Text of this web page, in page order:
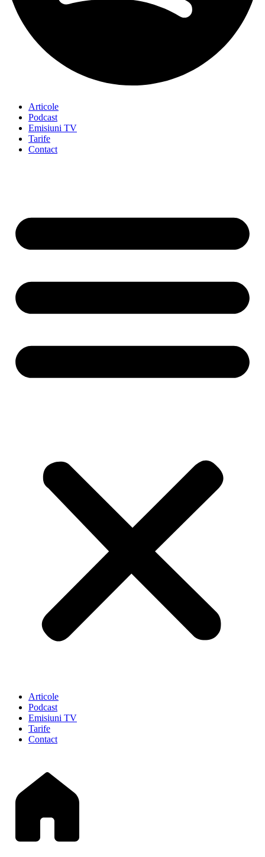
Articole
Podcast
Emisiuni TV
Tarife
Contact
Articole
Podcast
Emisiuni TV
Tarife
Contact